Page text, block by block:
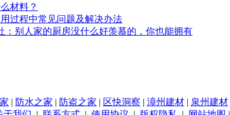
材料？
过程中常见问题及解决办法
：别人家的厨房没什么好羡慕的，你也能拥有
| 防水之家 | 防盗之家 | 区快洞察 | 漳州建材 | 泉州建材